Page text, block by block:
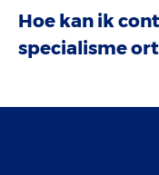
Hoe kan ik
specialisme